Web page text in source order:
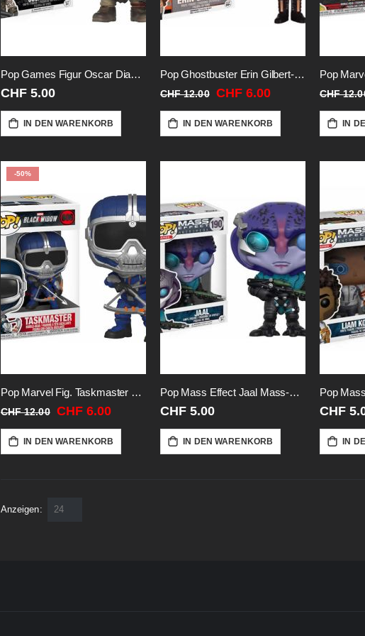
Pop Games Figur Oscar Diaz-Vinyl
CHF 5.00
IN DEN WARENKORB
Pop Ghostbuster Erin Gilbert-Vinyl
CHF 12.00 Sonderangebot
CHF 6.00
IN DEN WARENKORB
CHF
IN
-50%
Pop Marvel Fig. Taskmaster With-Bow
CHF 12.00 Sonderangebot
CHF 6.00
IN DEN WARENKORB
Pop Mass Effect Jaal Mass-Effect
CHF 5.00
IN DEN WARENKORB
CHF
IN
Anzeigen